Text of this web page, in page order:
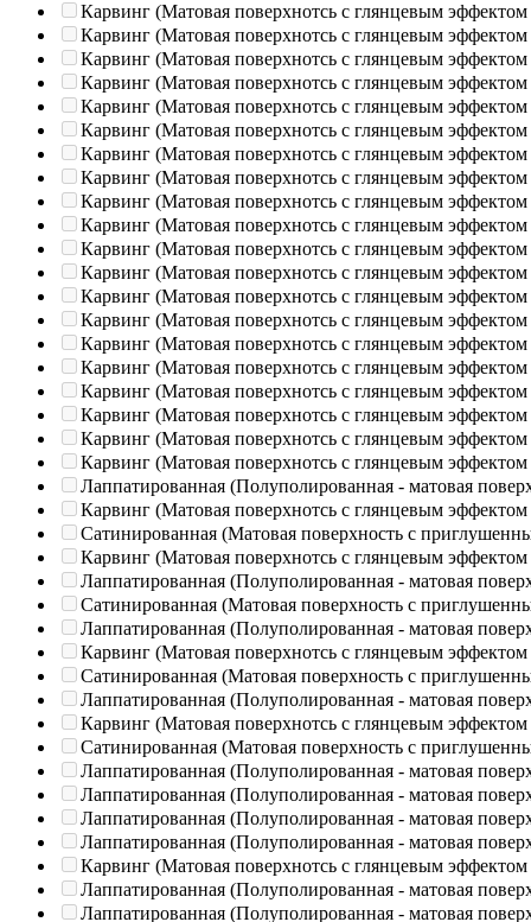
Карвинг (Матовая поверхнотсь с глянцевым эффектом
Карвинг (Матовая поверхнотсь с глянцевым эффектом
Карвинг (Матовая поверхнотсь с глянцевым эффектом
Карвинг (Матовая поверхнотсь с глянцевым эффектом
Карвинг (Матовая поверхнотсь с глянцевым эффектом
Карвинг (Матовая поверхнотсь с глянцевым эффектом
Карвинг (Матовая поверхнотсь с глянцевым эффектом
Карвинг (Матовая поверхнотсь с глянцевым эффектом
Карвинг (Матовая поверхнотсь с глянцевым эффектом
Карвинг (Матовая поверхнотсь с глянцевым эффектом
Карвинг (Матовая поверхнотсь с глянцевым эффектом
Карвинг (Матовая поверхнотсь с глянцевым эффектом
Карвинг (Матовая поверхнотсь с глянцевым эффектом
Карвинг (Матовая поверхнотсь с глянцевым эффектом
Карвинг (Матовая поверхнотсь с глянцевым эффектом
Карвинг (Матовая поверхнотсь с глянцевым эффектом
Карвинг (Матовая поверхнотсь с глянцевым эффектом
Карвинг (Матовая поверхнотсь с глянцевым эффектом
Карвинг (Матовая поверхнотсь с глянцевым эффектом
Карвинг (Матовая поверхнотсь с глянцевым эффектом
Лаппатированная (Полуполированная - матовая
Карвинг (Матовая поверхнотсь с глянцевым эффектом
Сатинированная (Матовая поверхность с
Карвинг (Матовая поверхнотсь с глянцевым эффектом
Лаппатированная (Полуполированная - матовая
Сатинированная (Матовая поверхность с
Лаппатированная (Полуполированная - матовая
Карвинг (Матовая поверхнотсь с глянцевым эффектом
Сатинированная (Матовая поверхность с
Лаппатированная (Полуполированная - матовая
Карвинг (Матовая поверхнотсь с глянцевым эффектом
Сатинированная (Матовая поверхность с
Лаппатированная (Полуполированная - матовая
Лаппатированная (Полуполированная - матовая
Лаппатированная (Полуполированная - матовая
Лаппатированная (Полуполированная - матовая
Карвинг (Матовая поверхнотсь с глянцевым эффектом
Лаппатированная (Полуполированная - матовая
Лаппатированная (Полуполированная - матовая